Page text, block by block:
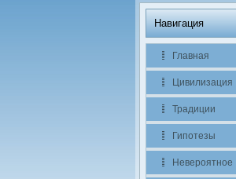
Навигация
Главная
Цивилизация
Традиции
Гипотезы
Невероятное